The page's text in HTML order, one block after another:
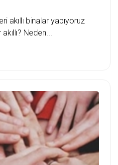
akıllı binalar yapıyoruz
Neden...